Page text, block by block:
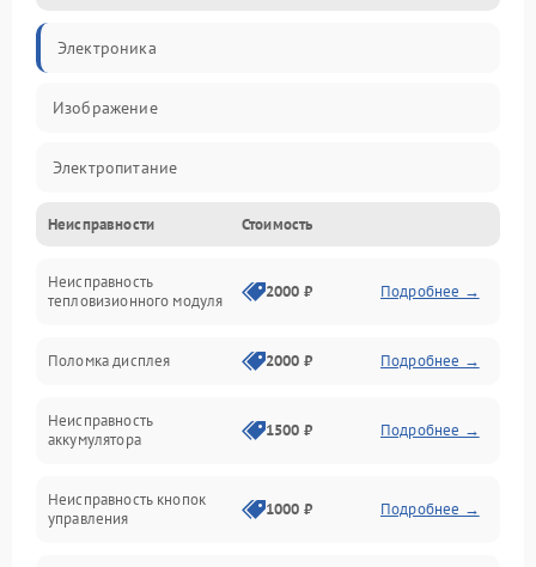
Электроника
Изображение
Электропитание
Измерения
Матрица
Неисправности Стоимость
Неисправность
тепловизионного модуля
2000 ₽ Подробнее →
Поломка дисплея 2000 ₽ Подробнее →
Неисправность
аккумулятора
1500 ₽ Подробнее →
Неисправность кнопок
управления
1000 ₽ Подробнее →